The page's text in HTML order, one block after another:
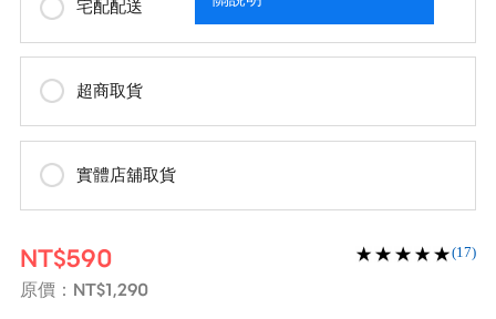
宅配配送
超商取貨
實體店舖取貨
NT$590
原價： NT$1,290
(17)